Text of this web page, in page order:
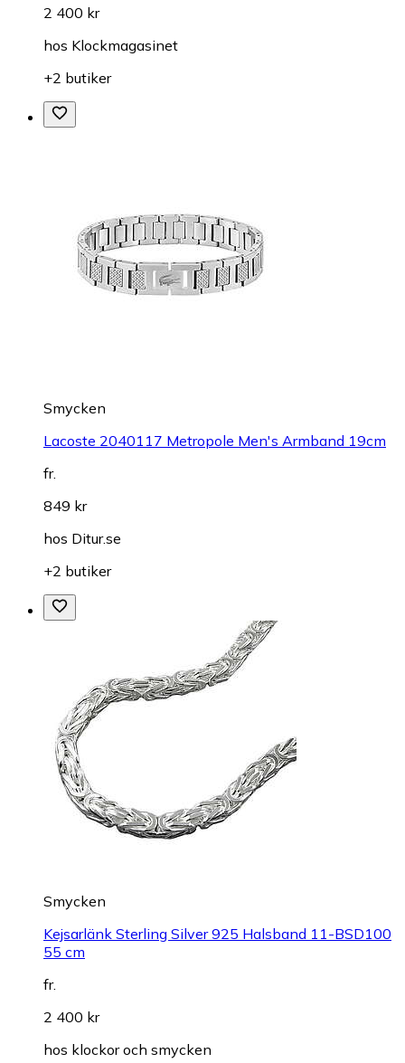
2 400 kr
hos Klockmagasinet
+2 butiker
Smycken
Lacoste 2040117 Metropole Men's Armband 19cm
fr.
849 kr
hos Ditur.se
+2 butiker
Smycken
Kejsarlänk Sterling Silver 925 Halsband 11-BSD100
55 cm
fr.
2 400 kr
hos klockor och smycken